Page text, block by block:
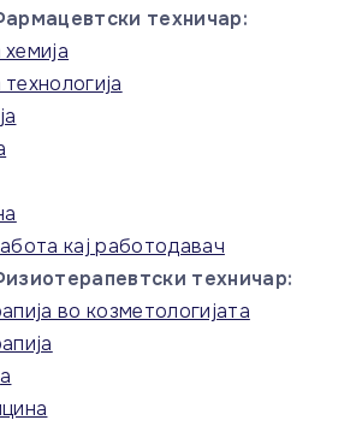
техничар:
кај работодавач
техничар:
во козметологијата